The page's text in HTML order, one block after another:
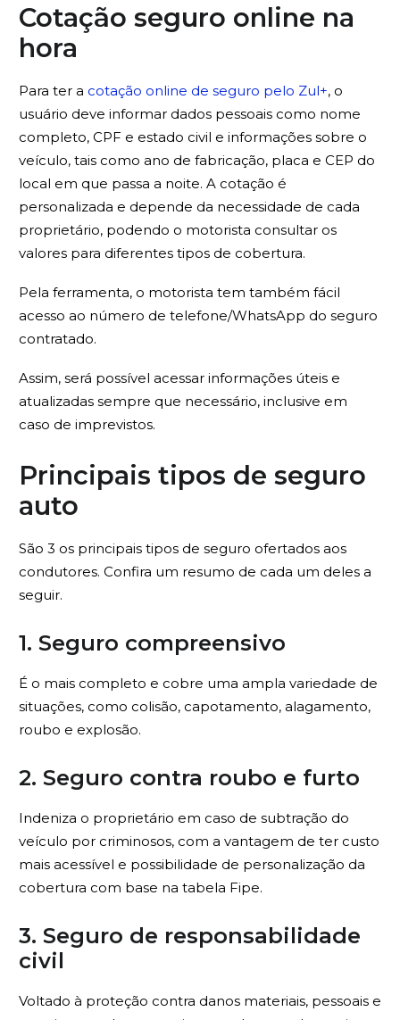
Cotação seguro online na
hora
Para ter a cotação online de seguro pelo Zul+, o
usuário deve informar dados pessoais como nome
completo, CPF e estado civil e informações sobre o
veículo, tais como ano de fabricação, placa e CEP do
local em que passa a noite. A cotação é
personalizada e depende da necessidade de cada
proprietário, podendo o motorista consultar os
valores para diferentes tipos de cobertura.
Pela ferramenta, o motorista tem também fácil
acesso ao número de telefone/WhatsApp do seguro
contratado.
Assim, será possível acessar informações úteis e
atualizadas sempre que necessário, inclusive em
caso de imprevistos.
Principais tipos de seguro
auto
São 3 os principais tipos de seguro ofertados aos
condutores. Confira um resumo de cada um deles a
seguir.
1. Seguro compreensivo
É o mais completo e cobre uma ampla variedade de
situações, como colisão, capotamento, alagamento,
roubo e explosão.
2. Seguro contra roubo e furto
Indeniza o proprietário em caso de subtração do
veículo por criminosos, com a vantagem de ter custo
mais acessível e possibilidade de personalização da
cobertura com base na tabela Fipe.
3. Seguro de responsabilidade
civil
Voltado à proteção contra danos materiais, pessoais e